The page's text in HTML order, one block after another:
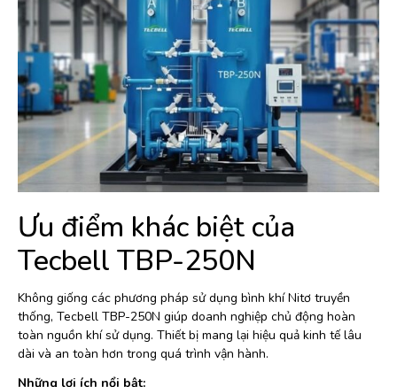
Ưu điểm khác biệt của
Tecbell TBP-250N
Không giống các phương pháp sử dụng bình khí Nitơ truyền
thống, Tecbell TBP-250N giúp doanh nghiệp chủ động hoàn
toàn nguồn khí sử dụng. Thiết bị mang lại hiệu quả kinh tế lâu
dài và an toàn hơn trong quá trình vận hành.
Những lợi ích nổi bật: